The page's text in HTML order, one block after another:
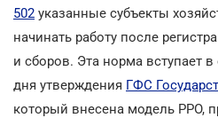
502 указанные субъекты
начинать работу после
и сборов. Эта норма вступает
дня утверждения ГФС
который внесена модель РРО,